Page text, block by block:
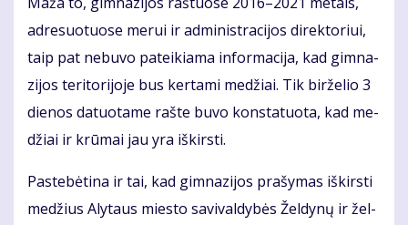
ad­re­suo­tuo­se me­rui ir ad­mi­nist­ra­ci­jos di­rek­to­riui,
taip pat ne­bu­vo pa­tei­kia­ma in­for­ma­ci­ja, kad gim­na­
zi­jos te­ri­to­ri­jo­je bus ker­ta­mi me­džiai. Tik bir­že­lio 3
die­nos da­tuo­ta­me raš­te bu­vo kon­sta­tuo­ta, kad me­
džiai ir krū­mai jau yra iš­kirs­ti.
Pa­ste­bė­ti­na ir tai, kad gim­na­zi­jos pra­šy­mas iš­kirs­ti
me­džius Aly­taus mies­to sa­vi­val­dy­bės Žel­dy­nų ir žel­